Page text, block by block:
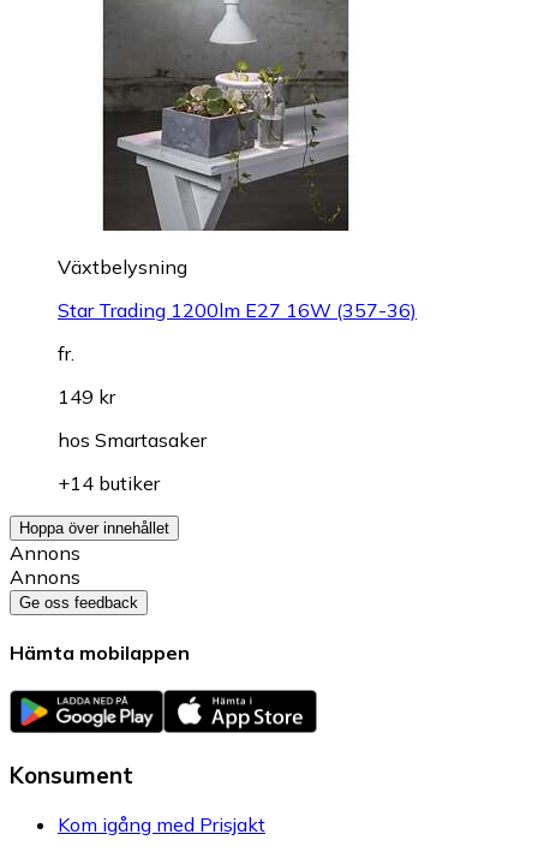
Växtbelysning
Star Trading 1200lm E27 16W (357-36)
fr.
149 kr
hos Smartasaker
+14 butiker
Hoppa över innehållet
Annons
Annons
Ge oss feedback
Hämta mobilappen
Konsument
Kom igång med Prisjakt